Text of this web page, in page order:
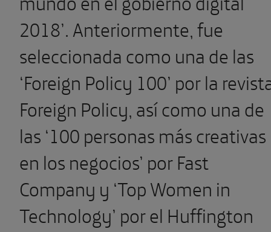
2018’. Anteriormente, fue
seleccionada como una de las
‘Foreign Policy 100’ por la
Foreign Policy, así como una de
las ‘100 personas más creativas
en los negocios’ por Fast
Company y ‘Top Women in
Technology’ por el Huffington